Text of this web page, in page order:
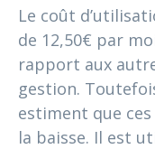
Le coût
de 12,50€ par
rapport aux
gestion.
estiment que
la baisse. Il est